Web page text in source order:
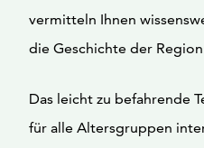
vermitteln Ihnen
die Geschichte der
Das leicht zu befahrende
für alle Altersgruppen